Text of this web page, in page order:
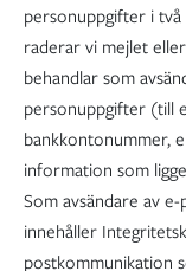
personuppgifter i
raderar vi mejlet
behandlar som
personuppgifter (till
bankkontonummer,
information som
Som avsändare av
innehåller
postkommunikation